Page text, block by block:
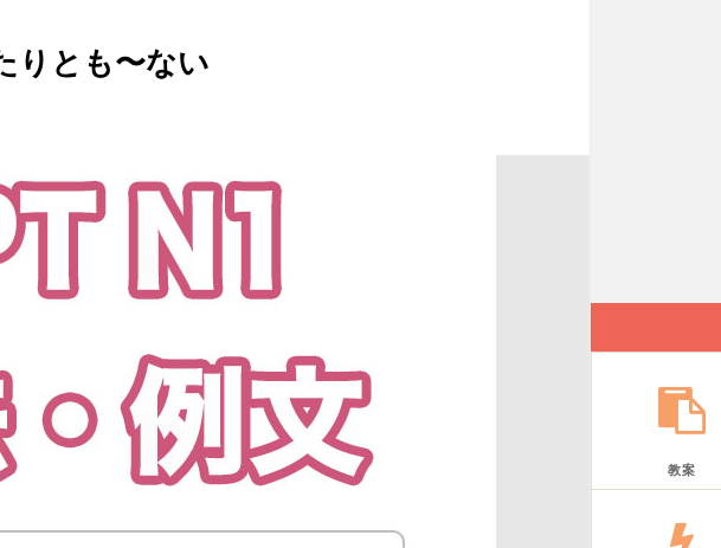
りとも〜ない
教案